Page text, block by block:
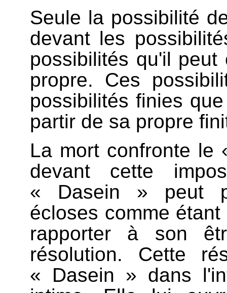
Seule la possibilité
devant les
possibilités qu'il
propre. Ces
possibilités finies
partir de sa propre
La mort confronte le
devant cette
« Dasein » peut
écloses comme
rapporter à son
résolution. Cette
« Dasein » dans